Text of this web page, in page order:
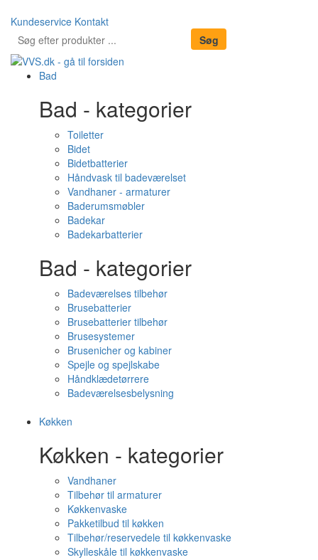
Kundeservice Kontakt
Bad
Bad - kategorier
Toiletter
Bidet
Bidetbatterier
Håndvask til badeværelset
Vandhaner - armaturer
Baderumsmøbler
Badekar
Badekarbatterier
Bad - kategorier
Badeværelses tilbehør
Brusebatterier
Brusebatterier tilbehør
Brusesystemer
Brusenicher og kabiner
Spejle og spejlskabe
Håndklædetørrere
Badeværelsesbelysning
Køkken
Køkken - kategorier
Vandhaner
Tilbehør til armaturer
Køkkenvaske
Pakketilbud til køkken
Tilbehør/reservedele til køkkenvaske
Skylleskåle til køkkenvaske